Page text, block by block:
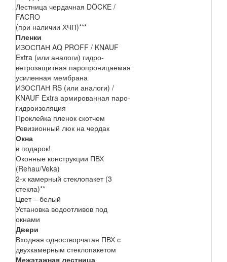
Лестница чердачная DÖCKE /
FACRO
(при наличии ХЧП)***
Пленки
ИЗОСПАН AQ PROFF / KNAUF
Extra (или аналоги) гидро-
ветрозащитная паропроницаемая
усиленная мембрана
ИЗОСПАН RS (или аналоги) /
KNAUF Extra армированная паро-
гидроизоляция
Проклейка пленок скотчем
Ревизионный люк на чердак
Окна
в подарок!
Оконные конструкции ПВХ
(Rehau/Veka)
2-х камерный стеклопакет (3
стекла)**
Цвет – белый
Установка водоотливов под
окнами
Двери
Входная одностворчатая ПВХ с
двухкамерным стеклопакетом
Межэтажная лестница